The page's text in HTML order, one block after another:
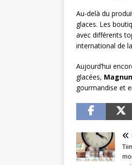
Au-delà du
glaces. Les
avec différents
international de
Aujourd’hui
glacées,
gourmandise et